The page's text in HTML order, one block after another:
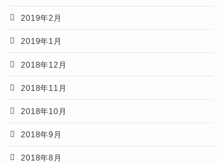
2019年2月
2019年1月
2018年12月
2018年11月
2018年10月
2018年9月
2018年8月